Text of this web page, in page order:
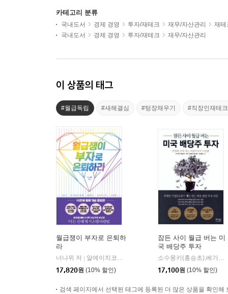
카테고리 분류
국내도서 경제 경영 투자/재테크 재무/자산관리
재테
국내도서
경제 경영 투자/재테크 재무/자산관리
이 상품의 태그
#월급독립 #새해결심 #텅장채우기 #직장인재테크
월급쟁이 부자로 은퇴하
라
너나위 저
알에이치코리아(RHK)
17,820원 (10% 할인)
잠든 사이 월급 버는 미
국 배당주 투자
소수몽키(홍승초),베가스풍류객,윤재홍 공저
17,100원 (10% 할인)
검색 페이지에서 선택된 태그에 등록된 더 많은 상품을 확인해